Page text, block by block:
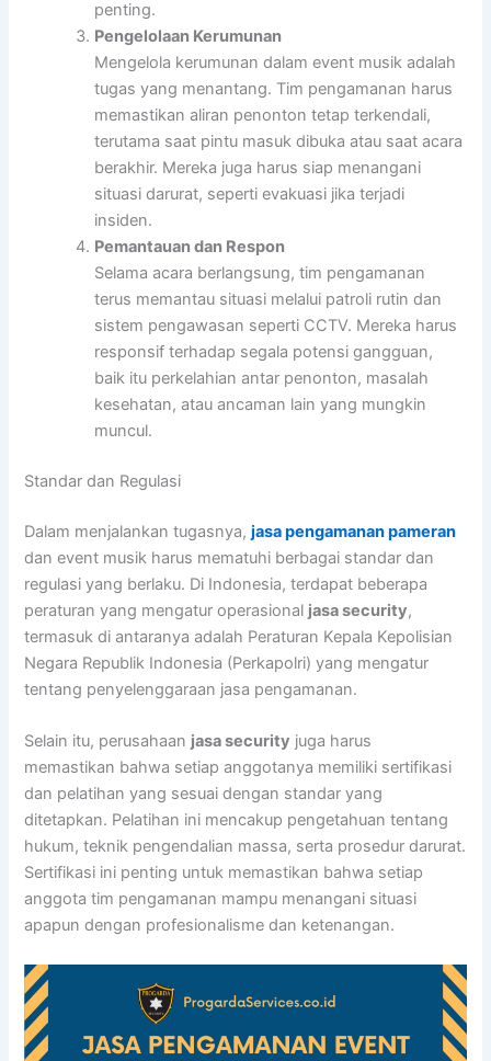
penting.
Pengelolaan Kerumunan
Mengelola kerumunan dalam event musik adalah
tugas yang menantang. Tim pengamanan harus
memastikan aliran penonton tetap terkendali,
terutama saat pintu masuk dibuka atau saat acara
berakhir. Mereka juga harus siap menangani
situasi darurat, seperti evakuasi jika terjadi
insiden.
Pemantauan dan Respon
Selama acara berlangsung, tim pengamanan
terus memantau situasi melalui patroli rutin dan
sistem pengawasan seperti CCTV. Mereka harus
responsif terhadap segala potensi gangguan,
baik itu perkelahian antar penonton, masalah
kesehatan, atau ancaman lain yang mungkin
muncul.
Standar dan Regulasi
Dalam menjalankan tugasnya,jasa pengamanan pameran
dan event musik harus mematuhi berbagai standar dan
regulasi yang berlaku. Di Indonesia, terdapat beberapa
peraturan yang mengatur operasional jasa security,
termasuk di antaranya adalah Peraturan Kepala Kepolisian
Negara Republik Indonesia (Perkapolri) yang mengatur
tentang penyelenggaraan jasa pengamanan.
Selain itu, perusahaan jasa security juga harus
memastikan bahwa setiap anggotanya memiliki sertifikasi
dan pelatihan yang sesuai dengan standar yang
ditetapkan. Pelatihan ini mencakup pengetahuan tentang
hukum, teknik pengendalian massa, serta prosedur darurat.
Sertifikasi ini penting untuk memastikan bahwa setiap
anggota tim pengamanan mampu menangani situasi
apapun dengan profesionalisme dan ketenangan.